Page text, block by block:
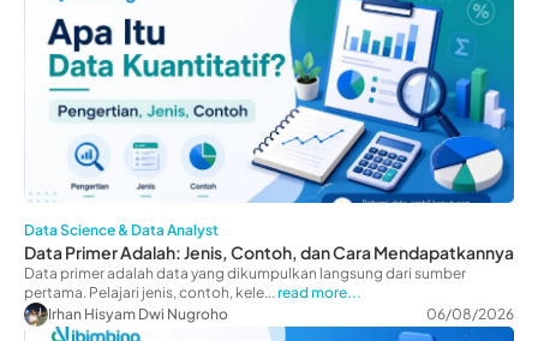
Data Science & Data Analyst
Data Primer Adalah: Jenis, Contoh, dan Cara Mendapatkannya
Data primer adalah data yang dikumpulkan langsung dari sumber
pertama. Pelajari jenis, contoh, kele... read more...
Irhan Hisyam Dwi Nugroho
06/08/2026